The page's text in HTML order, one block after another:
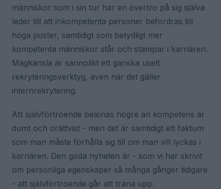
människor som i sin tur har en övertro på sig själva
leder till att inkompetenta personer befordras till
höga poster, samtidigt som betydligt mer
kompetenta människor står och stampar i karriären.
Magkänsla är sannolikt ett ganska uselt
rekryteringsverktyg, även när det gäller
internrekrytering.
Att självförtroende belönas högre än kompetens är
dumt och orättvist - men det är samtidigt ett faktum
som man måste förhålla sig till om man vill lyckas i
karriären. Den goda nyheten är - som vi har skrivit
om personliga egenskaper så många gånger tidigare
- att självförtroende går att träna upp.